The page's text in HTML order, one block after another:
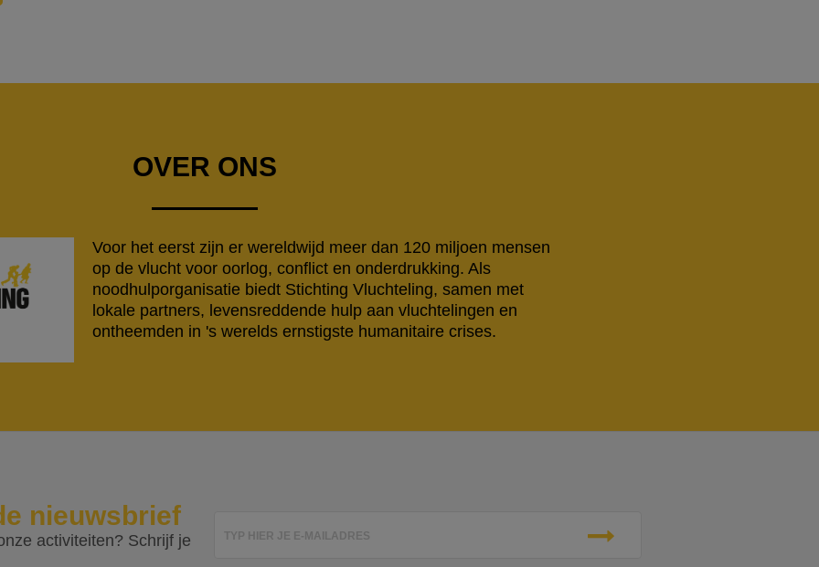
OVER ONS
Voor het eerst zijn er wereldwijd meer dan 120 miljoen mensen
op de vlucht voor oorlog, conflict en onderdrukking. Als
noodhulporganisatie biedt Stichting Vluchteling, samen met
lokale partners, levensreddende hulp aan vluchtelingen en
ontheemden in 's werelds ernstigste humanitaire crises.
nieuwsbrief
activiteiten? Schrijf je TYP HIER JE E-MAILADRES